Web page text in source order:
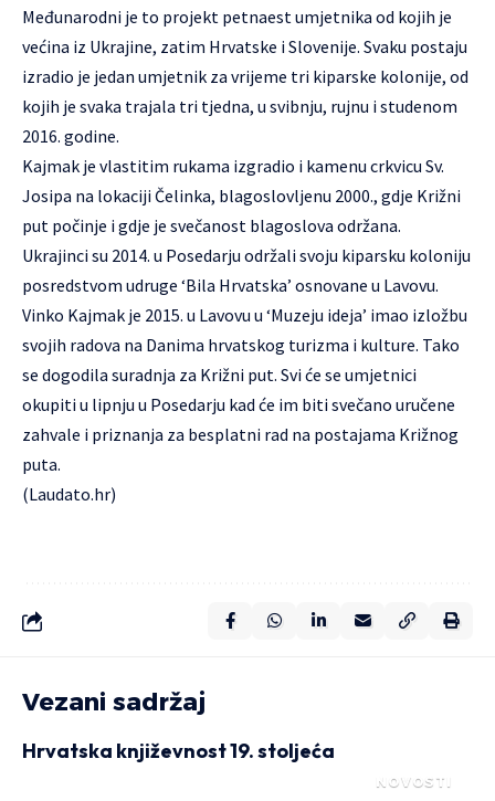
Međunarodni je to projekt petnaest umjetnika od kojih je
većina iz Ukrajine, zatim Hrvatske i Slovenije. Svaku postaju
izradio je jedan umjetnik za vrijeme tri kiparske kolonije, od
kojih je svaka trajala tri tjedna, u svibnju, rujnu i studenom
2016. godine.
Kajmak je vlastitim rukama izgradio i kamenu crkvicu Sv.
Josipa na lokaciji Čelinka, blagoslovljenu 2000., gdje Križni
put počinje i gdje je svečanost blagoslova održana.
Ukrajinci su 2014. u Posedarju održali svoju kiparsku koloniju
posredstvom udruge ‘Bila Hrvatska’ osnovane u Lavovu.
Vinko Kajmak je 2015. u Lavovu u ‘Muzeju ideja’ imao izložbu
svojih radova na Danima hrvatskog turizma i kulture. Tako
se dogodila suradnja za Križni put. Svi će se umjetnici
okupiti u lipnju u Posedarju kad će im biti svečano uručene
zahvale i priznanja za besplatni rad na postajama Križnog
puta.
(Laudato.hr)
Vezani sadržaj
NOVOSTI
Hrvatska književnost 19. stoljeća